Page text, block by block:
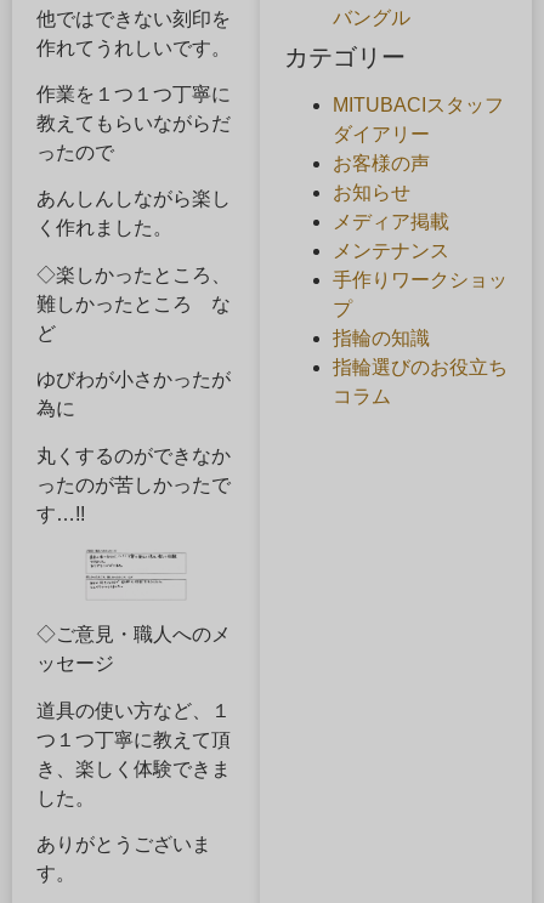
他ではできない刻印を
作れてうれしいです。
作業を１つ１つ丁寧に
教えてもらいながらだ
ったので
あんしんしながら楽し
く作れました。
◇楽しかったところ、
難しかったところ な
ど
ゆびわが小さかったが
為に
丸くするのができなか
ったのが苦しかったで
す…!!
◇ご意見・職人へのメ
ッセージ
道具の使い方など、１
つ１つ丁寧に教えて頂
き、楽しく体験できま
した。
ありがとうございま
す。
バングル
カテゴリー
MITUBACIスタッフ
ダイアリー
お客様の声
お知らせ
メディア掲載
メンテナンス
手作りワークショッ
プ
指輪の知識
指輪選びのお役立ち
コラム